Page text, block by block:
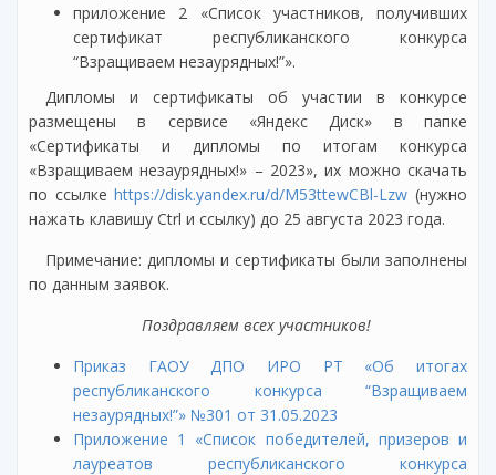
приложение 2 «Список участников, получивших
сертификат республиканского конкурса
“Взращиваем незаурядных!”».
Дипломы и сертификаты об участии в конкурсе
размещены в сервисе «Яндекс Диск» в папке
«Сертификаты и дипломы по итогам конкурса
«Взращиваем незаурядных!» – 2023», их можно скачать
по ссылкеhttps://disk.yandex.ru/d/M53ttewCBl-Lzw (нужно
нажать клавишу Ctrl и ссылку) до 25 августа 2023 года.
Примечание: дипломы и сертификаты были заполнены
по данным заявок.
Поздравляем всех участников!
Приказ ГАОУ ДПО ИРО РТ «Об итогах
республиканского конкурса “Взращиваем
незаурядных!”» №301 от 31.05.2023
Приложение 1 «Список победителей, призеров и
лауреатов республиканского конкурса